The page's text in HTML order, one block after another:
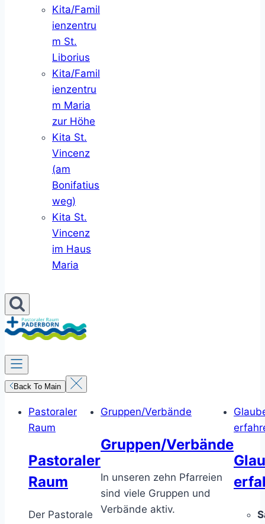
Kita/Famil
ienzentru
m St.
Liborius
Kita/Famil
ienzentru
m Maria
zur Höhe
Kita St.
Vincenz
(am
Bonifatius
weg)
Kita St.
Vincenz
im Haus
Maria
Back To Main
Pastoraler
Raum
Pastoraler
Raum
Der Pastorale
Gruppen/Verbände
Gruppen/Verbände
In unseren zehn Pfarreien
sind viele Gruppen und
Verbände aktiv.